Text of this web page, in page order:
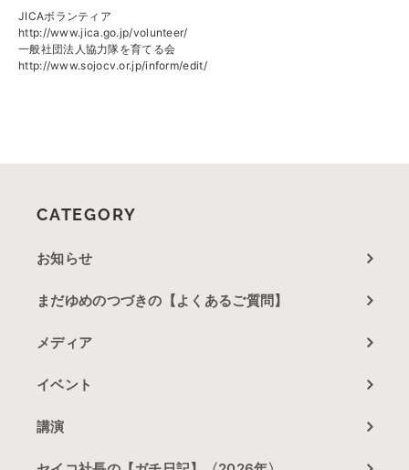
JICAボランティア
http://www.jica.go.jp/volunteer/
一般社団法人協力隊を育てる会
http://www.sojocv.or.jp/inform/edit/
CATEGORY
お知らせ
まだゆめのつづきの【よくあるご質問】
メディア
イベント
講演